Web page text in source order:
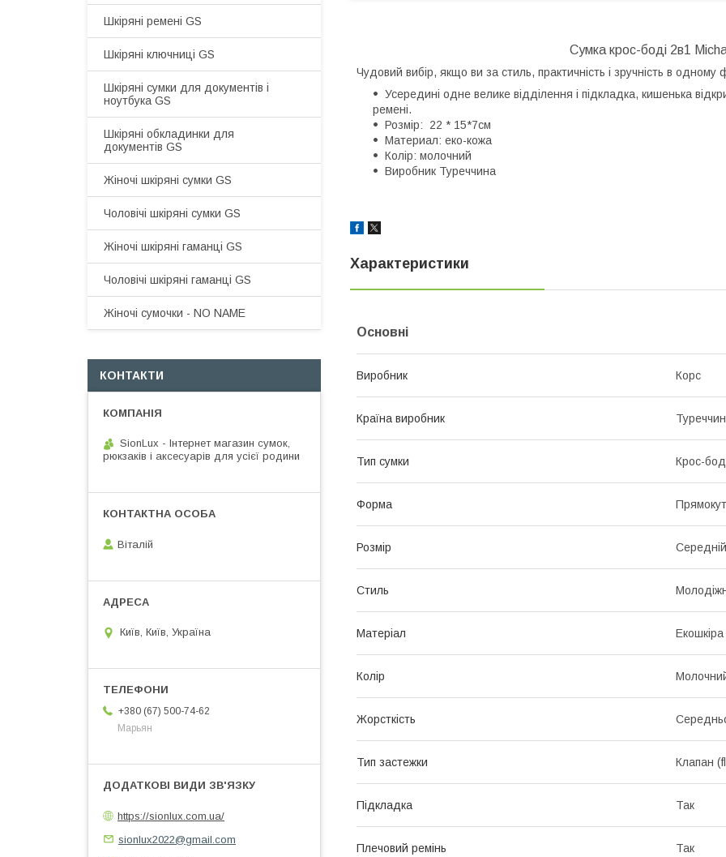
Сумка крос-боді 2в1
Чудовий вибір, якщо ви за стиль, практичність і зручність в одному
Усередині одне велике відділення і підкладка, кишенька
ремені.
Розмір: 22 * 15*7см
Материал: еко-кожа
Колір: молочний
Виробник Туреччина
Характеристики
Основні
Виробник Корс
Країна виробник
Тип сумки Крос-
Форма
Розмір Середній
Стиль
Матеріал Екошкіра
Колір
Жорсткість
Тип застежки Клапан
Підкладка Так
Плечовий ремінь Так
Шкіряні ремені GS
Шкіряні ключниці GS
Шкіряні сумки для документів і
ноутбука GS
Шкіряні обкладинки для
документів GS
Жіночі шкіряні сумки GS
Чоловічі шкіряні сумки GS
Жіночі шкіряні гаманці GS
Чоловічі шкіряні гаманці GS
Жіночі сумочки - NO NAME
КОНТАКТИ
SionLux - Інтернет магазин сумок,
рюкзаків і аксесуарів для усієї родини
Віталій
Київ, Київ, Україна
+380 (67) 500-74-62
Марьян
https://sionlux.com.ua/
sionlux2022@gmail.com